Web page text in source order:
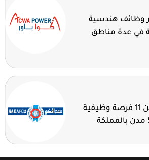
وظائف هندسية
في عدة مناطق
شركة سدافكو تعلن 11 فرصة وظيفية